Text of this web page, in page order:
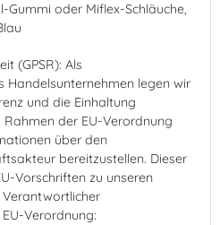
oder Miflex-Schläuche,
(GPSR): Als
legen wir
und die Einhaltung
der EU-Verordnung
über den
bereitzustellen. Dieser
Vorschriften zu unseren
Verordnung: